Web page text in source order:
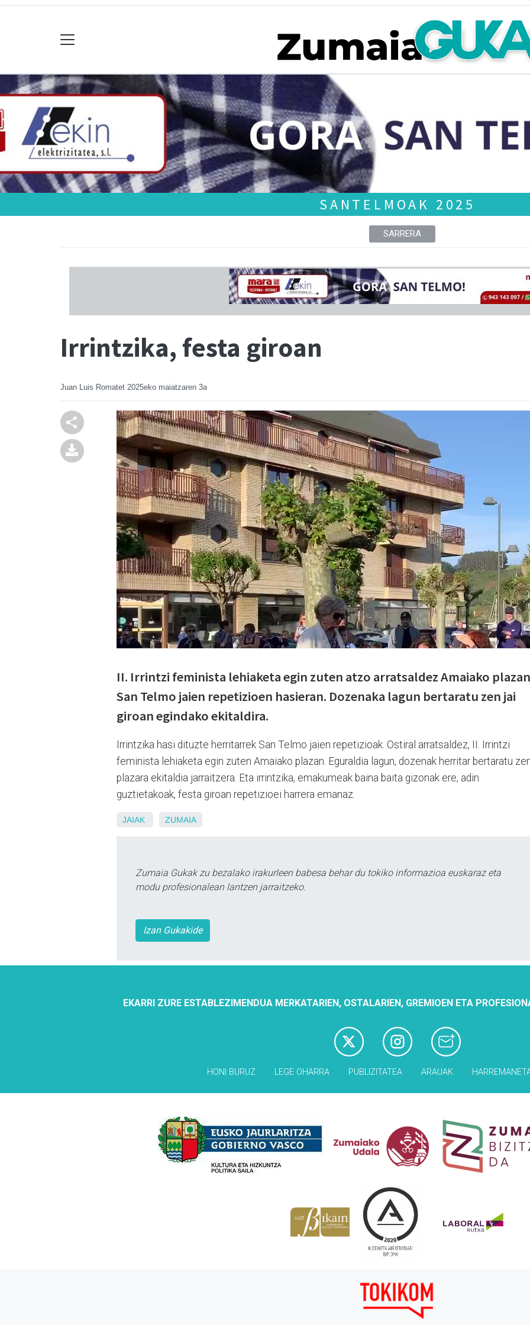
SANTELMOAK 2025
SARRERA
Irrintzika, festa giroan
Juan Luis Romatet 2025eko maiatzaren 3a
II. Irrintzi feminista lehiaketa egin zuten atzo arratsaldez Amaiako
San Telmo jaien repetizioen hasieran. Dozenaka lagun bertaratu zen jai
giroan egindako ekitaldira.
Irrintzika hasi dituzte herritarrek San Telmo jaien repetizioak. Ostiral arratsaldez, II. Irrintzi
feminista lehiaketa egin zuten Amaiako plazan. Eguraldia lagun, dozenak herritar bertaratu
plazara ekitaldia jarraitzera. Eta irrintzika, emakumeak baina baita gizonak ere, adin
guztietakoak, festa giroan repetizioei harrera emanaz.
JAIAK ZUMAIA
Zumaia Gukak zu bezalako irakurleen babesa behar du tokiko informazioa euskaraz eta
modu profesionalean lantzen jarraitzeko.
Izan Gukakide
EKARRI ZURE ESTABLEZIMENDUA MERKATARIEN, OSTALARIEN, GREMIOEN ETA
HONI BURUZ LEGE OHARRA PUBLIZITATEA ARAUAK